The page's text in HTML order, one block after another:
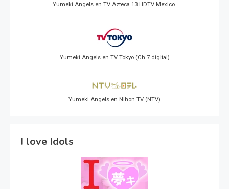
Yumeki Angels en TV Azteca 13 HDTV Mexico.
Yumeki Angels en TV Tokyo (Ch 7 digital)
Yumeki Angels en Nihon TV (NTV)
I love Idols